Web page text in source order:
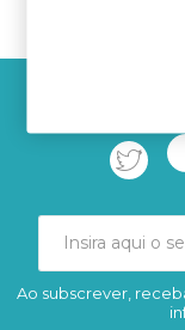
Ao subscrever,